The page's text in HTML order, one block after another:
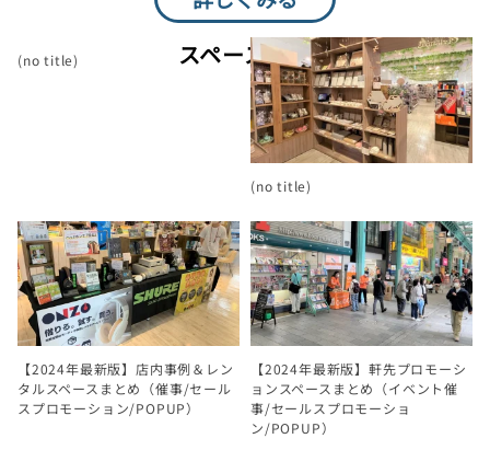
スペース特集
(no title)
(no title)
【2024年最新版】店内事例＆レン
タルスペースまとめ（催事/セール
スプロモーション/POPUP）
【2024年最新版】軒先プロモーシ
ョンスペースまとめ（イベント催
事/セールスプロモーショ
ン/POPUP）